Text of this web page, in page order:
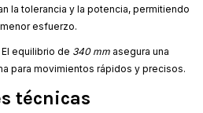
la tolerancia y la potencia, permitiendo
esfuerzo.
El equilibrio de 340 mm asegura una
para movimientos rápidos y precisos.
técnicas